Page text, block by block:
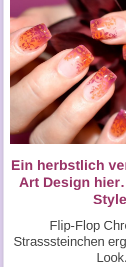
Ein herbstlich
Art Design
Flip-Flop
Strasssteinchen
Look.